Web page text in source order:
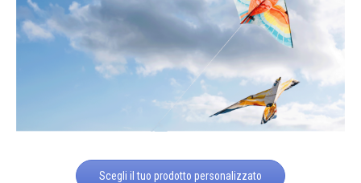
Scegli il tuo prodotto personalizzato